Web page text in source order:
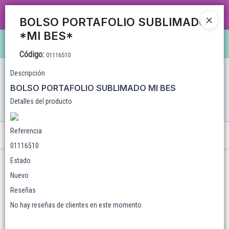
BOLSO PORTAFOLIO SUBLIMADO
*MI BES*
Código: 01116510
Descripción
BOLSO PORTAFOLIO SUBLIMADO MI BES
Detalles del producto
Referencia
01116510
Estado
Nuevo
Reseñas
No hay reseñas de clientes en este momento.
PAÍS, VENTA MAYORISTA CON VARIEDAD DE ARTÍCULOS Y SUPER PROMOS!
CÓMO COMPRAR
QUIÉNES SOMOS
LOCALES
WHATSAPPEAMOS?
CONTACTO
Menú
Lista vacía